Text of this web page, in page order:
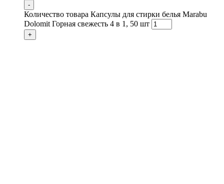
-
Количество товара Капсулы для стирки белья Marabu
Dolomit Горная свежесть 4 в 1, 50 шт
+